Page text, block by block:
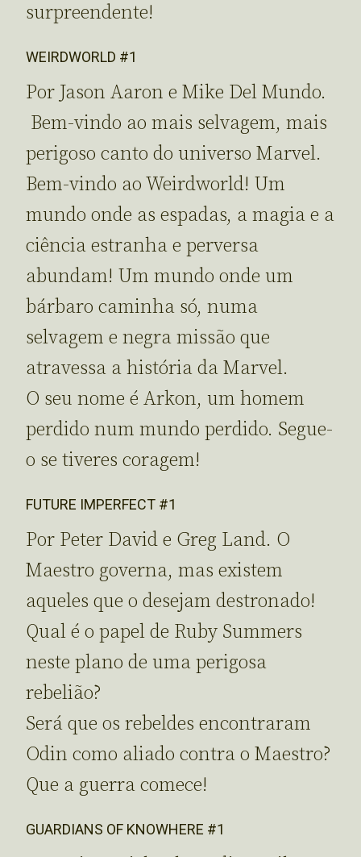
surpreendente!
WEIRDWORLD #1
Por Jason Aaron e Mike Del Mundo.
Bem-vindo ao mais selvagem, mais
perigoso canto do universo Marvel.
Bem-vindo ao Weirdworld! Um
mundo onde as espadas, a magia e a
ciência estranha e perversa
abundam! Um mundo onde um
bárbaro caminha só, numa
selvagem e negra missão que
atravessa a história da Marvel.
O seu nome é Arkon, um homem
perdido num mundo perdido. Segue-
o se tiveres coragem!
FUTURE IMPERFECT #1
Por Peter David e Greg Land. O
Maestro governa, mas existem
aqueles que o desejam destronado!
Qual é o papel de Ruby Summers
neste plano de uma perigosa
rebelião?
Será que os rebeldes encontraram
Odin como aliado contra o Maestro?
Que a guerra comece!
GUARDIANS OF KNOWHERE #1